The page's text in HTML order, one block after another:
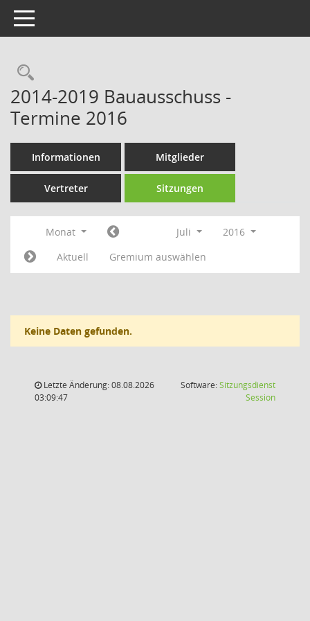
Toggle navigation
Rechercheauswahl
2014-2019 Bauausschuss -
Termine 2016
Informationen Mitglieder
Vertreter Sitzungen
Monat Juli
2016
Aktuell
Gremium auswählen
Keine Daten gefunden.
Letzte Änderung: 08.08.2026
03:09:47
Software:Sitzungsdienst
Session(Wird in